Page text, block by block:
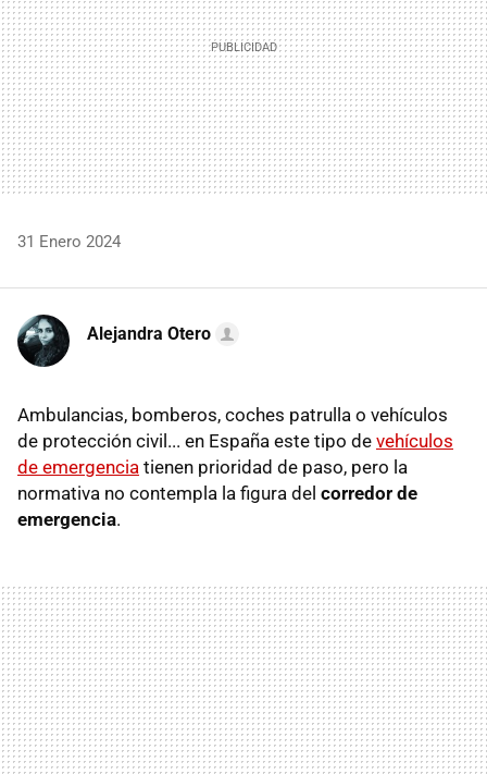
31 Enero 2024
Alejandra Otero
Ambulancias, bomberos, coches patrulla o vehículos
de protección civil... en España este tipo de vehículos
de emergencia tienen prioridad de paso, pero la
normativa no contempla la figura del corredor de
emergencia.